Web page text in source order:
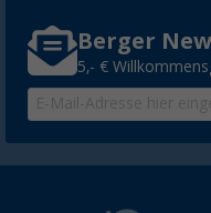
Berger
5,- €